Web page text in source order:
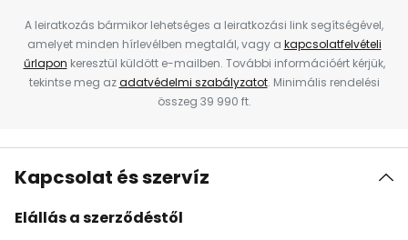
A leiratkozás bármikor lehetséges a leiratkozási link segítségével,
amelyet minden hírlevélben megtalál, vagy a kapcsolatfelvételi
űrlapon keresztül küldött e-mailben. További információért kérjük,
tekintse meg azadatvédelmi szabályzatot. Minimális rendelési
összeg 39 990 ft.
Kapcsolat és szervíz
Elállás a szerződéstől